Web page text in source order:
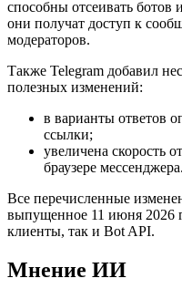
способны отсеивать ботов
они получат доступ к
модераторов.
Также Telegram добавил
полезных изменений:
в варианты ответов
ссылки;
увеличена скорость
браузере мессенджера.
Все перечисленные
выпущенное 11 июня 2026
клиенты, так и Bot API.
Мнение ИИ